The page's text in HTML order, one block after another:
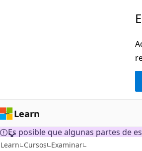
Learn
Es posible que algunas partes de
Learn Cursos Examinar